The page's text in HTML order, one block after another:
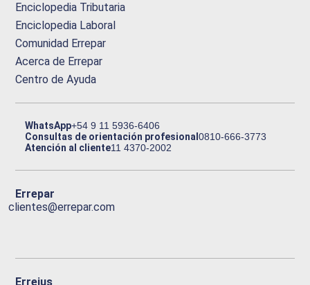
Enciclopedia Tributaria
Enciclopedia Laboral
Comunidad Errepar
Acerca de Errepar
Centro de Ayuda
WhatsApp+54 9 11 5936-6406
Consultas de orientación profesional0810-666-3773
Atención al cliente11 4370-2002
Errepar
clientes@errepar.com
Erreius